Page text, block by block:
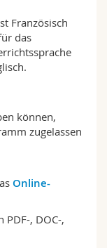
Französisch
das
können,
zugelassen
Online-
, DOC-,